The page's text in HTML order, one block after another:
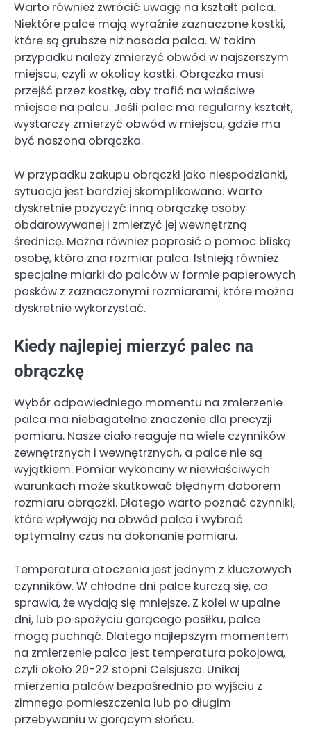
Warto również zwrócić uwagę na kształt palca.
Niektóre palce mają wyraźnie zaznaczone kostki,
które są grubsze niż nasada palca. W takim
przypadku należy zmierzyć obwód w najszerszym
miejscu, czyli w okolicy kostki. Obrączka musi
przejść przez kostkę, aby trafić na właściwe
miejsce na palcu. Jeśli palec ma regularny kształt,
wystarczy zmierzyć obwód w miejscu, gdzie ma
być noszona obrączka.
W przypadku zakupu obrączki jako niespodzianki,
sytuacja jest bardziej skomplikowana. Warto
dyskretnie pożyczyć inną obrączkę osoby
obdarowywanej i zmierzyć jej wewnętrzną
średnicę. Można również poprosić o pomoc bliską
osobę, która zna rozmiar palca. Istnieją również
specjalne miarki do palców w formie papierowych
pasków z zaznaczonymi rozmiarami, które można
dyskretnie wykorzystać.
Kiedy najlepiej mierzyć palec na
obrączkę
Wybór odpowiedniego momentu na zmierzenie
palca ma niebagatelne znaczenie dla precyzji
pomiaru. Nasze ciało reaguje na wiele czynników
zewnętrznych i wewnętrznych, a palce nie są
wyjątkiem. Pomiar wykonany w niewłaściwych
warunkach może skutkować błędnym doborem
rozmiaru obrączki. Dlatego warto poznać czynniki,
które wpływają na obwód palca i wybrać
optymalny czas na dokonanie pomiaru.
Temperatura otoczenia jest jednym z kluczowych
czynników. W chłodne dni palce kurczą się, co
sprawia, że wydają się mniejsze. Z kolei w upalne
dni, lub po spożyciu gorącego posiłku, palce
mogą puchnąć. Dlatego najlepszym momentem
na zmierzenie palca jest temperatura pokojowa,
czyli około 20-22 stopni Celsjusza. Unikaj
mierzenia palców bezpośrednio po wyjściu z
zimnego pomieszczenia lub po długim
przebywaniu w gorącym słońcu.